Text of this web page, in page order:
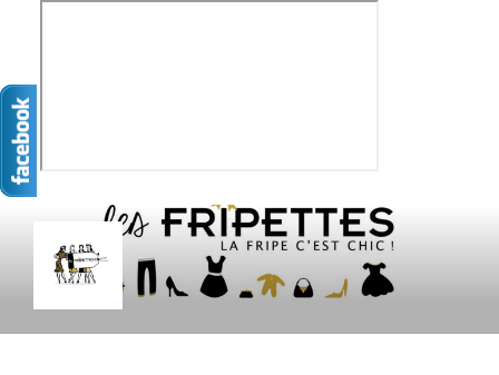
contenu
LES FRIPETTES